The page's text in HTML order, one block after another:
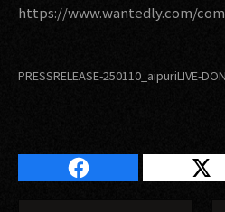
https://www.wantedly.com/
PRESSRELEASE-250110_aipuriLIVE-